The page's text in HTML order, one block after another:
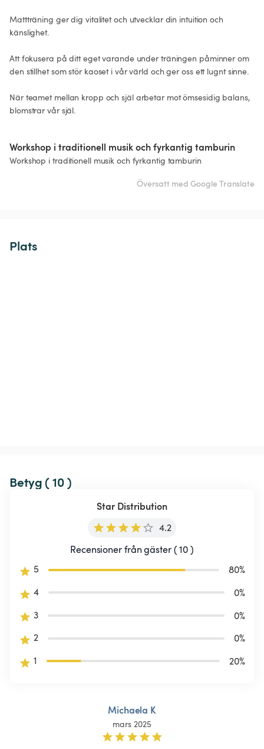
Mattträning ger dig vitalitet och utvecklar din intuition och
känslighet.
Att fokusera på ditt eget varande under träningen påminner om
den stillhet som stör kaoset i vår värld och ger oss ett lugnt sinne.
När teamet mellan kropp och själ arbetar mot ömsesidig balans,
blomstrar vår själ.
Workshop i traditionell musik och fyrkantig tamburin
Workshop i traditionell musik och fyrkantig tamburin
Översatt med Google Translate
Plats
Betyg ( 10 )
Star Distribution
4.2
Recensioner från gäster ( 10 )
5
80%
4
0%
3
0%
2
0%
1
20%
Michaela K
mars 2025